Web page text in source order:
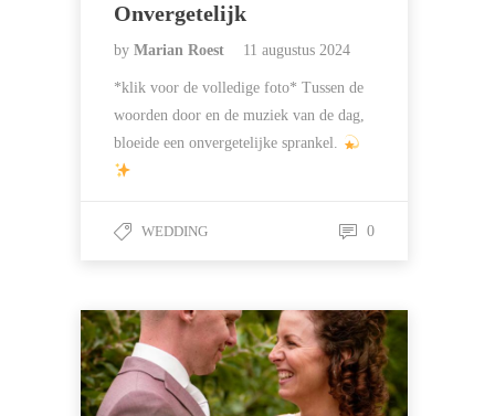
Onvergetelijk
by Marian Roest 11 augustus 2024
*klik voor de volledige foto* Tussen de
woorden door en de muziek van de dag,
bloeide een onvergetelijke sprankel.
WEDDING 0